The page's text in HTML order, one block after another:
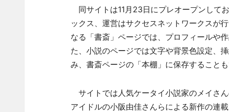
同サイトは11月23日にプレオープンして
ックス、運営はサクセスネットワークスが
なる「書斎」ページでは、プロフィールや
た、小説のページでは文字や背景色設定、
み、書斎ページの「本棚」に保存することも
サイトでは人気ケータイ小説家のメイさ
アイドルの小阪由佳さんらによる新作の連